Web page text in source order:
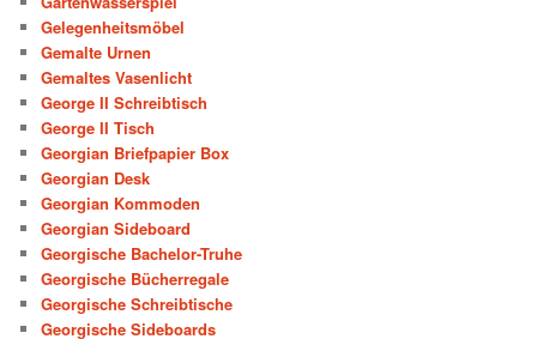
Gelegenheitsmöbel
Gemalte Urnen
Gemaltes Vasenlicht
George II Schreibtisch
George II Tisch
Georgian Briefpapier Box
Georgian Desk
Georgian Kommoden
Georgian Sideboard
Georgische Bachelor-Truhe
Georgische Bücherregale
Georgische Schreibtische
Georgische Sideboards